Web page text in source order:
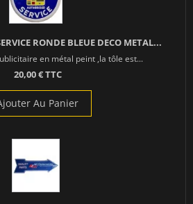
RONDE BLEUE DECO METAL...
en métal peint ,la tôle est...
20,00 € TTC
Au Panier